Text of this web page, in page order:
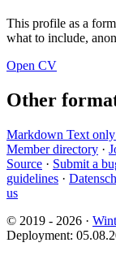
This profile as a
what to include,
Open CV
Other
Markdown Text only
Member directory ·
Source · Submit a
guidelines ·
us
© 2019 - 2026 ·
Deployment: